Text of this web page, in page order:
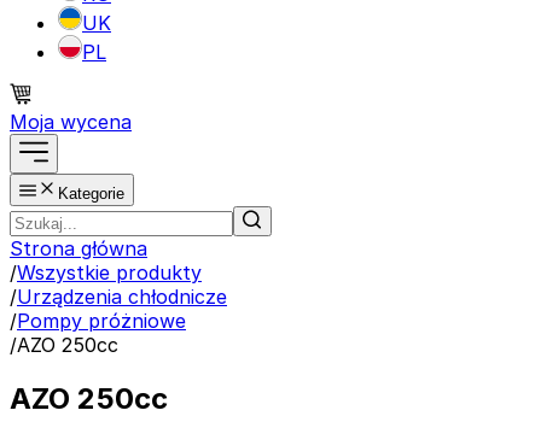
UK
PL
Moja wycena
Kategorie
Strona główna
/Wszystkie produkty
/Urządzenia chłodnicze
/Pompy próżniowe
/AZO 250cc
AZO 250cc